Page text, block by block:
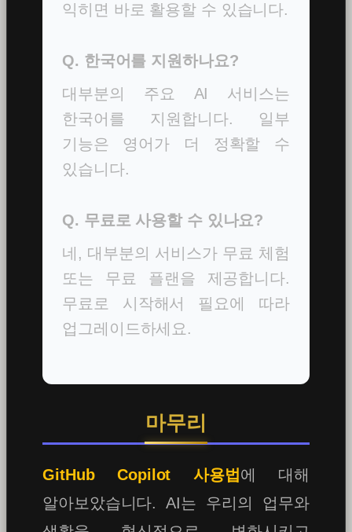
익히면 바로 활용할 수 있습니다.
Q. 한국어를 지원하나요?
대부분의 주요 AI 서비스는
한국어를 지원합니다. 일부
기능은 영어가 더 정확할 수
있습니다.
Q. 무료로 사용할 수 있나요?
네, 대부분의 서비스가 무료 체험
또는 무료 플랜을 제공합니다.
무료로 시작해서 필요에 따라
업그레이드하세요.
마무리
GitHub Copilot 사용법 에 대해
알아보았습니다. AI는 우리의 업무와